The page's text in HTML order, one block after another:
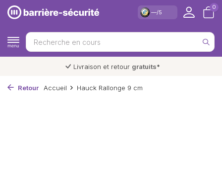
—/5
0
Livraison et retour gratuits*
Retour Accueil Hauck Rallonge 9 cm